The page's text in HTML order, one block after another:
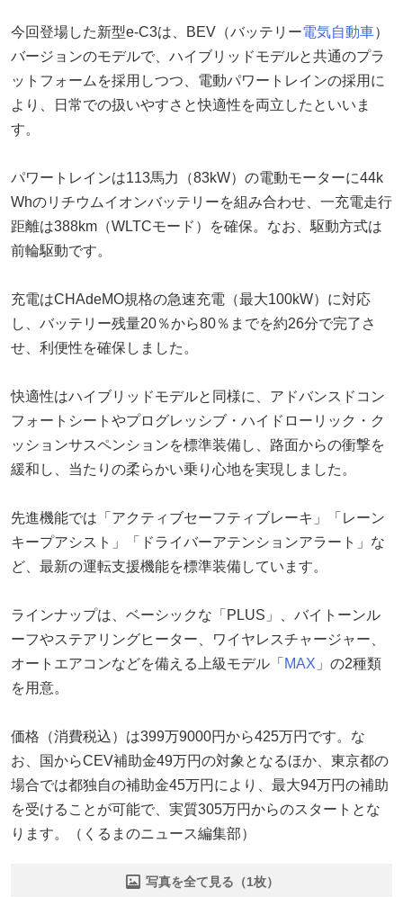
今回登場した新型e-C3は、BEV（バッテリー電気自動車）
バージョンのモデルで、ハイブリッドモデルと共通のプラ
ットフォームを採用しつつ、電動パワートレインの採用に
より、日常での扱いやすさと快適性を両立したといいま
す。
パワートレインは113馬力（83kW）の電動モーターに44k
Whのリチウムイオンバッテリーを組み合わせ、一充電走行
距離は388km（WLTCモード）を確保。なお、駆動方式は
前輪駆動です。
充電はCHAdeMO規格の急速充電（最大100kW）に対応
し、バッテリー残量20％から80％までを約26分で完了さ
せ、利便性を確保しました。
快適性はハイブリッドモデルと同様に、アドバンスドコン
フォートシートやプログレッシブ・ハイドローリック・ク
ッションサスペンションを標準装備し、路面からの衝撃を
緩和し、当たりの柔らかい乗り心地を実現しました。
先進機能では「アクティブセーフティブレーキ」「レーン
キープアシスト」「ドライバーアテンションアラート」な
ど、最新の運転支援機能を標準装備しています。
ラインナップは、ベーシックな「PLUS」、バイトーンル
ーフやステアリングヒーター、ワイヤレスチャージャー、
オートエアコンなどを備える上級モデル「 MAX 」の2種類
を用意。
価格（消費税込）は399万9000円から425万円です。な
お、国からCEV補助金49万円の対象となるほか、東京都の
場合では都独自の補助金45万円により、最大94万円の補助
を受けることが可能で、実質305万円からのスタートとな
ります。（くるまのニュース編集部）
写真を全て見る（1枚）